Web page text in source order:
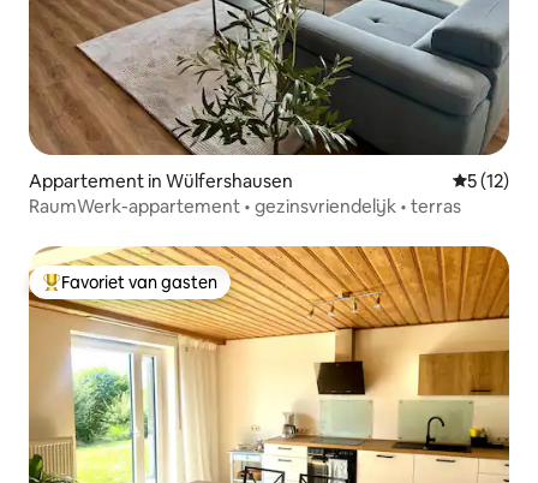
Appartement in Wülfershausen
5 (12)
RaumWerk-appartement • gezinsvriendelijk • terras
Topfavoriet van gasten
Favoriet van gasten